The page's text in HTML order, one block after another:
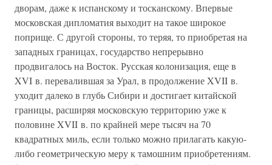
дворам, даже к испанскому и тосканскому. Впервые
московская дипломатия выходит на такое широкое
поприще. С другой стороны, то теряя, то приобретая на
западных границах, государство непрерывно
продвигалось на Восток. Русская колонизация, еще в
XVI в. перевалившая за Урал, в продолжение XVII в.
уходит далеко в глубь Сибири и достигает китайской
границы, расширяя московскую территорию уже к
половине XVII в. по крайней мере тысяч на 70
квадратных миль, если только можно прилагать какую-
либо геометрическую меру к тамошним приобретениям.